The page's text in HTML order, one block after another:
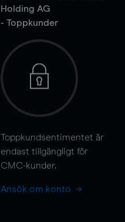
Holding AG
- Toppkunder
Toppkundsentimentet är
endast tillgängligt för
CMC-kunder.
Ansök om konto